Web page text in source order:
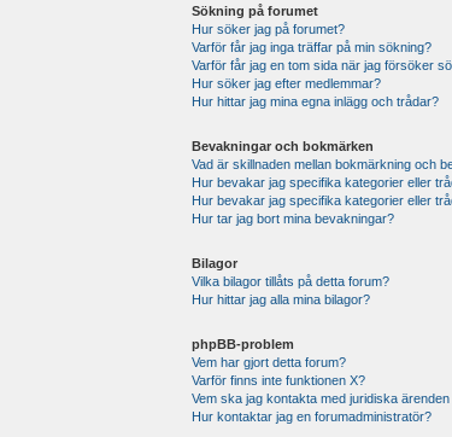
Sökning på forumet
Hur söker jag på forumet?
Varför får jag inga träffar på min sökning?
Varför får jag en tom sida när jag försöker
Hur söker jag efter medlemmar?
Hur hittar jag mina egna inlägg och trådar?
Bevakningar och bokmärken
Vad är skillnaden mellan bokmärkning och
Hur bevakar jag specifika kategorier eller
Hur bevakar jag specifika kategorier eller
Hur tar jag bort mina bevakningar?
Bilagor
Vilka bilagor tillåts på detta forum?
Hur hittar jag alla mina bilagor?
phpBB-problem
Vem har gjort detta forum?
Varför finns inte funktionen X?
Vem ska jag kontakta med juridiska
Hur kontaktar jag en forumadministratör?